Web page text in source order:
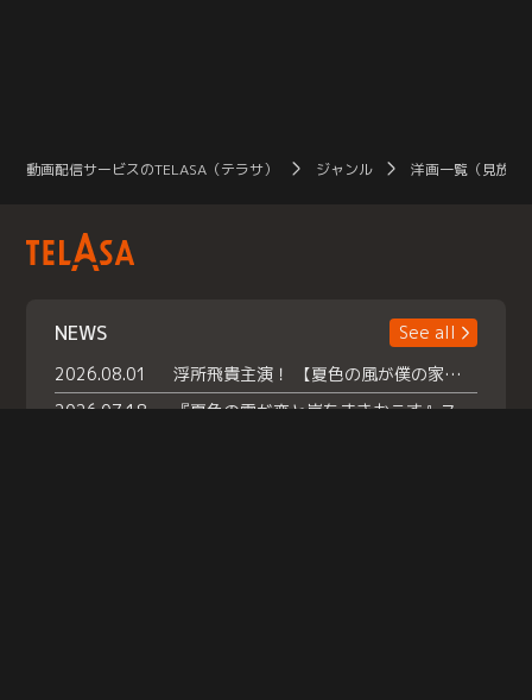
動画配信サービスのTELASA（テラサ） ジャンル 洋画一覧（見放題
NEWS
See all
2026.08.01
浮所飛貴主演！ 【夏色の風が僕の家にやってきた】 本日よりテラサで独占配信スタート！
2026.07.18
『夏色の雲が恋と嵐をまきおこす』スペシャルメイキング 【Part1】2026年７月18日（土）23時30分～配信スタート！話題のシーンの裏側を大公開！豪華キャスト大集合！ 『武宮家 真夏の家族会議』開催！